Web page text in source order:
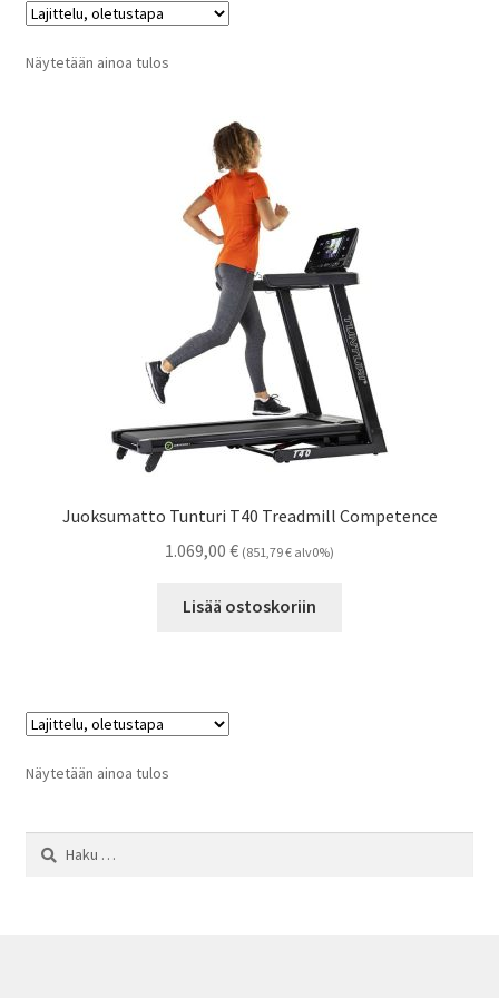
Näytetään ainoa tulos
Juoksumatto Tunturi T40 Treadmill Competence
1.069,00 € (851,79€ alv0%)
Lisää ostoskoriin
Näytetään ainoa tulos
Haku: